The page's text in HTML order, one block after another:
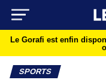
Le Gorafi est enfin
SPORTS